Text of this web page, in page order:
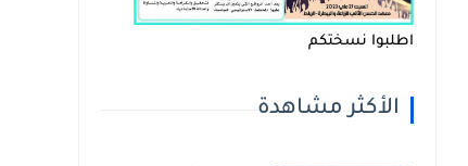
اطلبوا نسختكم
الأكثر مشاهدة